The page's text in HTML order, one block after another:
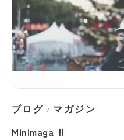
ブログ / マガジン
Minimaga Ⅱ